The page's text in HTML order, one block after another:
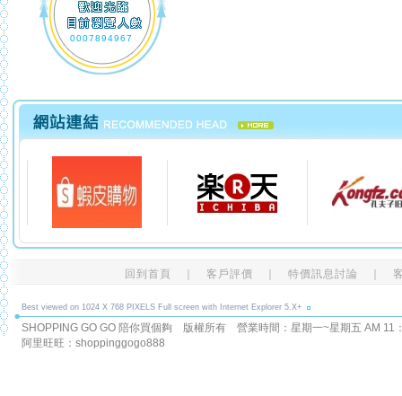
0007894967
回到首頁 客戶評價 特價訊息討論
Best viewed on 1024 X 768 PIXELS Full screen with Internet Explorer 5.X+
SHOPPING GO GO 陪你買個夠 版權所有 營業時間：星期一~星期五 AM
阿里旺旺：shoppinggogo888